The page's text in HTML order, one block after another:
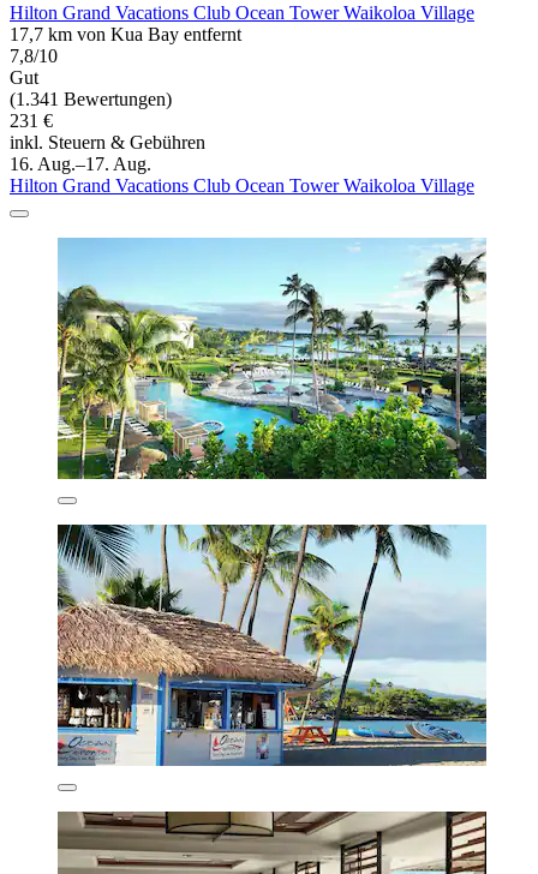
Hilton Grand Vacations Club Ocean Tower Waikoloa Village
17,7 km von Kua Bay entfernt
7,8/10
Gut
(1.341 Bewertungen)
231 €
inkl. Steuern & Gebühren
16. Aug.–17. Aug.
Hilton Grand Vacations Club Ocean Tower Waikoloa Village